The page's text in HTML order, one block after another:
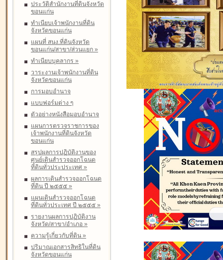
ประวัติสำนักงานที่ดินจังหวัด
ขอนแก่น
ทำเนียบเจ้าพนักงานที่ดิน
จังหวัดขอนแก่น
แผนที่ สนง.ที่ดินจังหวัด
ขอนแก่น/สาขา/ส่วนแยก »
ทำเนียบบุคลากร »
วาระงานเจ้าพนักงานที่ดิน
จังหวัดขอนแก่น
การมอบอำนาจ
แบบฟอร์มต่าง ๆ
ตัวอย่างหนังสือมอบอำนาจ
แผนการตรวจราชการของ
เจ้าพนักงานที่ดินจังหวัด
ขอนแก่น
สรุปผลการปฏิบัติงานของ
ศูนย์เดินสำรวจออกโฉนด
ที่ดินทั่วประประเทศ »
ผลการเดินสำรวจออกโฉนด
ที่ดิน ปี ๒๕๕๕ »
แผนเดินสำรวจออกโฉนด
ที่ดินทั่วประเทศ ปี ๒๕๕๕ »
รายงานผลการปฏิบัติงาน
จังหวัด/สาขา/อำเภอ »
ความรู้เกี่ยวกับที่ดิน »
ปริมาณเอกสารสิทธิในที่ดิน
จังหวัดขอนแก่น